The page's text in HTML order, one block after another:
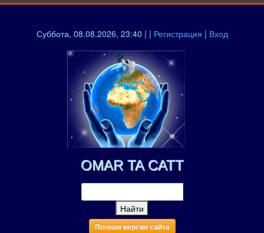
Суббота, 08.08.2026, 23:40 | | Регистрация | Вход
OMAR TA CATT
Полная версия сайта